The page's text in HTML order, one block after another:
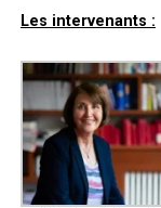
Les intervenants :